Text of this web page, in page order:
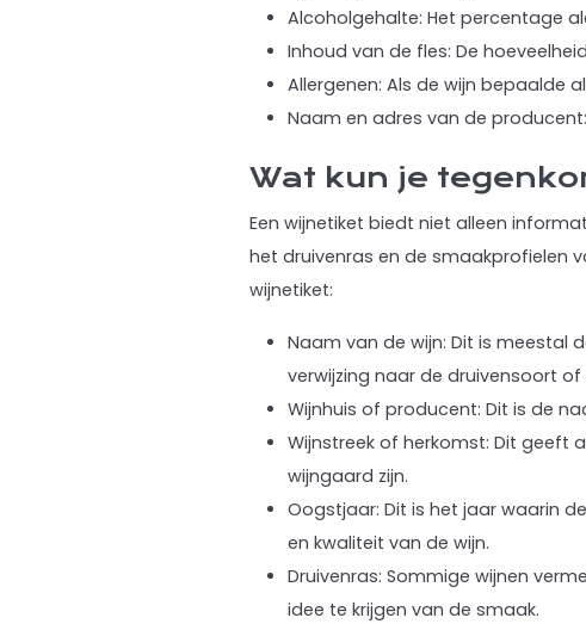
Alcoholgehalte: Het percentage
Inhoud van de fles: De
Allergenen: Als de wijn bepaalde
Naam en adres van de
Wat kun je
Een wijnetiket biedt niet alleen
het druivenras en de smaakprofielen
wijnetiket:
Naam van de wijn: Dit is meestal
verwijzing naar de druivensoort of
Wijnhuis of producent: Dit is de
Wijnstreek of herkomst: Dit geeft
wijngaard zijn.
Oogstjaar: Dit is het jaar waarin
en kwaliteit van de wijn.
Druivenras: Sommige wijnen
idee te krijgen van de smaak.